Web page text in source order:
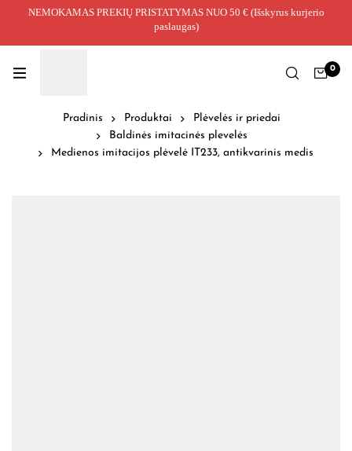
NEMOKAMAS PREKIŲ PRISTATYMAS NUO 50 € (Išskyrus kurjerio
paslaugas)
0
Pradinis Produktai
Plėvelės ir priedai
Baldinės imitacinės plevelės
Medienos imitacijos plėvelė IT233, antikvarinis medis